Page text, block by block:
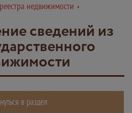
недвижимости
сведений из
в раздел